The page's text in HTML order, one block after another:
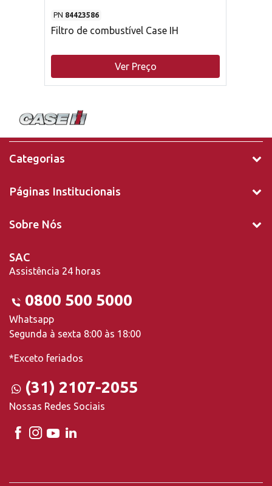
PN 84423586
Filtro de combustível Case IH
Ver Preço
Categorias
Páginas Institucionais
Sobre Nós
SAC
Assistência 24 horas
0800 500 5000
Whatsapp
Segunda à sexta 8:00 às 18:00
*Exceto feriados
(31) 2107-2055
Nossas Redes Sociais